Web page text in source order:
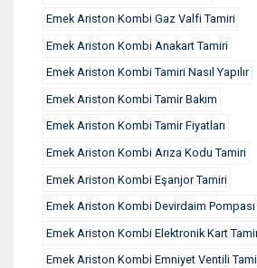
Emek Ariston Kombi Gaz Valfi Tamiri
Emek Ariston Kombi Anakart Tamiri
Emek Ariston Kombi Tamiri Nasıl Yapılır
Emek Ariston Kombi Tamir Bakım
Emek Ariston Kombi Tamir Fiyatları
Emek Ariston Kombi Arıza Kodu Tamiri
Emek Ariston Kombi Eşanjor Tamiri
Emek Ariston Kombi Devirdaim Pompası
Emek Ariston Kombi Elektronik Kart
Emek Ariston Kombi Emniyet Ventili